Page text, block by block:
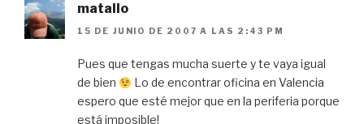
matallo
15 DE JUNIO DE 2007 A LAS 2:43 PM
Pues que tengas mucha suerte y te vaya igual
de bien
Lo de encontrar oficina en Valencia
espero que esté mejor que en la periferia porque
está imposible!